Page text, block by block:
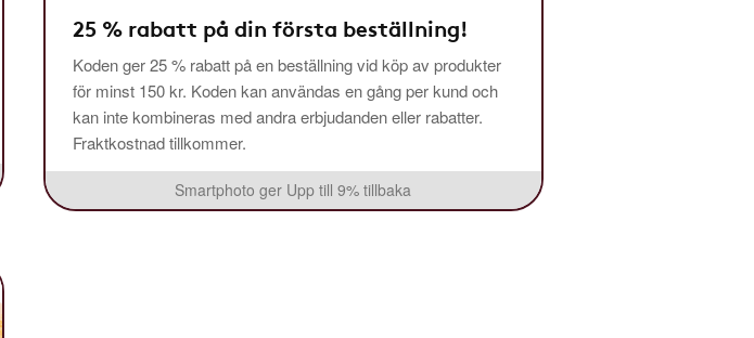
25 % rabatt på din första beställning!
Koden ger 25 % rabatt på en beställning vid köp av produkter
för minst 150 kr. Koden kan användas en gång per kund och
kan inte kombineras med andra erbjudanden eller rabatter.
Fraktkostnad tillkommer.
Smartphoto ger Upp till 9% tillbaka